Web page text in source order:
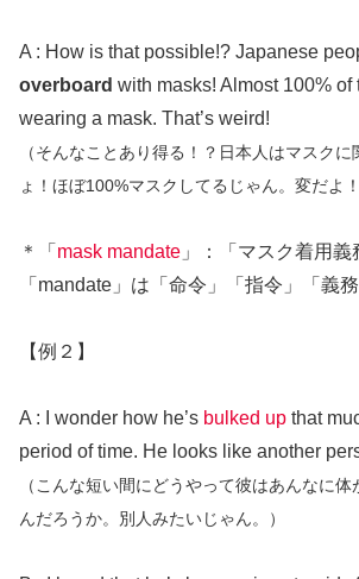
A : How is that possible!? Japanese
overboard with masks! Almost 100% of
wearing a mask. That’s weird!
（そんなことあり得る！？日本人はマスク
ょ！ほぼ100%マスクしてるじゃん。変だよ！
＊「 mask mandate 」：「マスク着用義
「mandate」は「命令」「指令」「義務
【例２】
A : I wonder how he’s bulked up that
period of time. He looks like another
（こんな短い間にどうやって彼はあんなに
んだろうか。別人みたいじゃん。）